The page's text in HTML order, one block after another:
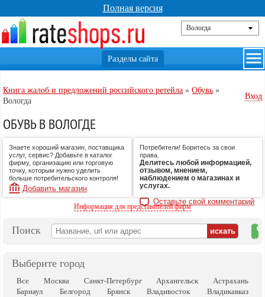
Полная версия
Книга жалоб и предложений российского ретейла »Обувь »
Вологда
Вход
ОБУВЬ В ВОЛОГДЕ
Знаете хороший магазин, поставщика
услуг, сервис? Добавьте в каталог
фирму, организацию или торговую
точку, которым нужно уделить
больше потребительского контроля!
Добавить магазин
Потребители! Боритесь за свои
права.
Делитесь любой информацией,
отзывом, мнением,
наблюдением о магазинах и
услугах.
Оставьте свой комментарий
Информация для представителей фирм
Поиск
на
Выберите город
Все Москва Санкт-Петербург Архангельск
Астрахань
Барнаул
Белгород Брянск Владивосток
Владикавказ